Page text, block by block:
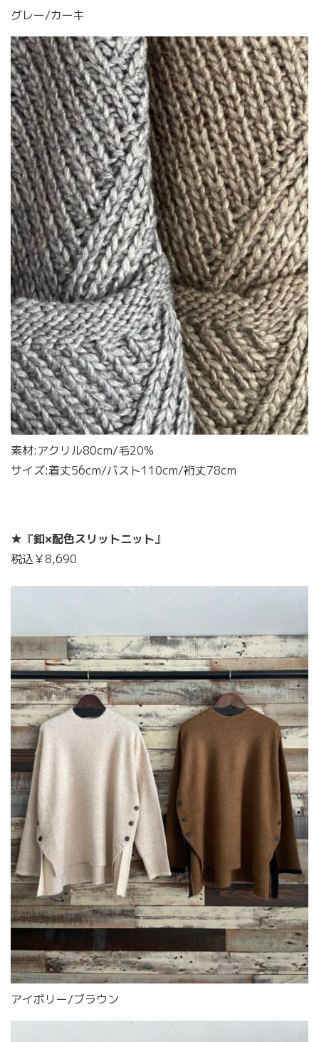
グレー/カーキ
素材:アクリル80cm/毛20%
サイズ:着丈56cm/バスト110cm/裄丈78cm
★『釦×配色スリットニット』
税込￥8,690
アイボリー/ブラウン